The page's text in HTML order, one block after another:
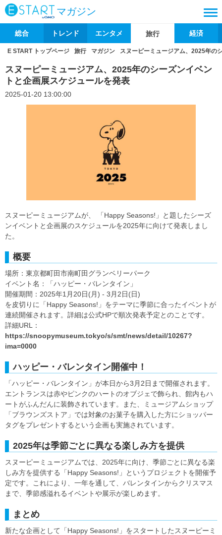
マガジン
総合 トレンド エンタメ 旅行 経済
E START トップページ 旅行 マガジン スヌーピーミュージアム、2025年の
スヌーピーミュージアム、2025年のシーズンイベン
トと企画展スケジュールを発表
2025-01-20 13:00:00
スヌーピーミュージアムが、 「Happy Seasons!」と題したシーズ
ンイベントと企画展のスケジュールを2025年に向けて発表しまし
た。
概要
場所：東京都町田市南町田グランベリーパーク
イベント名：「ハッピー・バレンタイン」
開催期間：2025年1月20日(月) - 3月2日(日)
を皮切りに「Happy Seasons!」をテーマに季節に合ったイベントが
連続開催されます。詳細は公式HPで順次発表予定とのことです。
詳細URL：
https://snoopymuseum.tokyo/s/smt/news/detail/10267?
ima=0000
ハッピー・バレンタイン開催中！
「ハッピー・バレンタイン」が本日から3月2日まで開催されます。
エントランスは赤やピンクのハートのオブジェで飾られ、館内もハ
ートがふんだんに装飾されています。また、ミュージアムショップ
「ブラウンズストア」では対象のお菓子を購入した方にショッパー
タグをプレゼントするという企画も実施されています。
2025年は季節ごとに異なる楽しみ方を提供
スヌーピーミュージアムでは、2025年に向け、季節ごとに異なる楽
しみ方を提供する「Happy Seasons!」というプロジェクトを開催予
定です。これにより、一年を通して、バレンタインからクリスマス
まで、季節感溢れるイベントや展示が楽しめます。
まとめ
新たな企画として「Happy Seasons!」をスタートしたスヌーピーミ